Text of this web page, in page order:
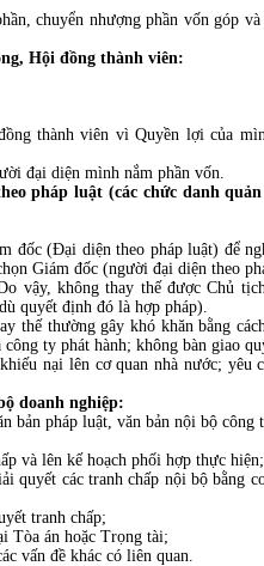
chuyển nhượng phần vốn góp
Hội đồng thành viên:
thành viên vì Quyền lợi của
đại diện mình nắm phần vốn.
pháp luật (các chức danh
đốc (Đại diện theo pháp luật) để
Giám đốc (người đại diện theo
vậy, không thay thế được Chủ
quyết định đó là hợp pháp).
thế thường gây khó khăn bằng
ty phát hành; không bàn giao
nại lên cơ quan nhà nước; yêu
doanh nghiệp:
bản pháp luật, văn bản nội bộ công
và lên kế hoạch phối hợp thực hiện;
quyết các tranh chấp nội bộ bằng
tranh chấp;
Tòa án hoặc Trọng tài;
vấn đề khác có liên quan.